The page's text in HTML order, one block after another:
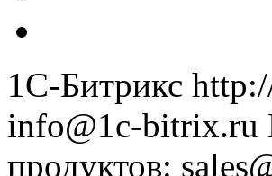
1С-Битрикс
info@1c-bitrix.ru
продуктов: